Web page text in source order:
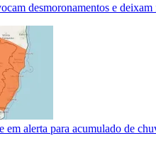
desmoronamentos e
em alerta para acumulado de